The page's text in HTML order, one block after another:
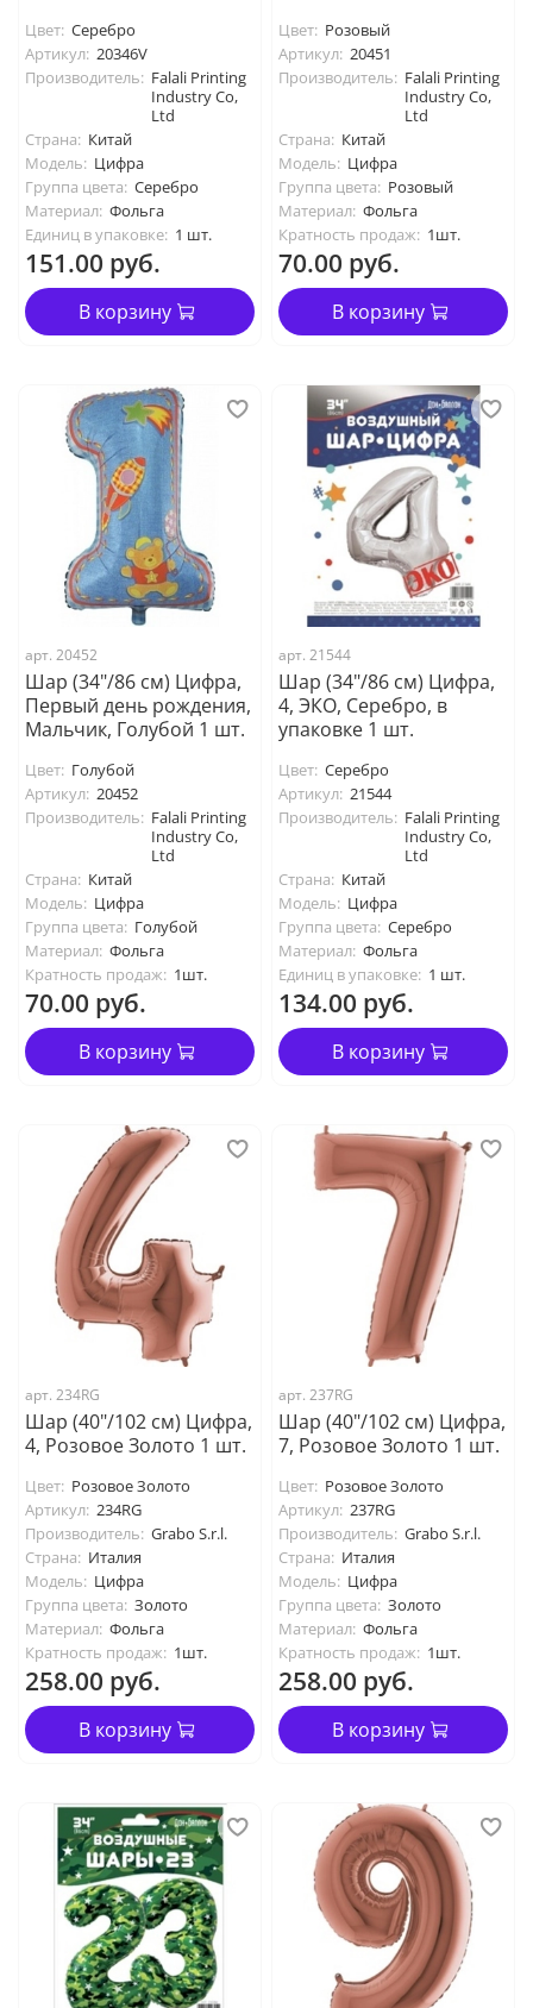
Цвет: Серебро
Артикул: 20346V
Производитель: Falali Printing
Industry Co,
Ltd
Страна: Китай
Модель: Цифра
Группа цвета: Серебро
Материал: Фольга
Единиц в упаковке: 1 шт.
151.00 руб.
В корзину
Цвет: Розовый
Артикул: 20451
Производитель: Falali Printing
Industry Co,
Ltd
Страна: Китай
Модель: Цифра
Группа цвета: Розовый
Материал: Фольга
Кратность продаж: 1шт.
70.00 руб.
В корзину
арт. 20452
Шар (34"/86 см) Цифра,
Первый день рождения,
Мальчик, Голубой 1 шт.
Цвет: Голубой
Артикул: 20452
Производитель: Falali Printing
Industry Co,
Ltd
Страна: Китай
Модель: Цифра
Группа цвета: Голубой
Материал: Фольга
Кратность продаж: 1шт.
70.00 руб.
В корзину
арт. 21544
Шар (34"/86 см) Цифра,
4, ЭКО, Серебро, в
упаковке 1 шт.
Цвет: Серебро
Артикул: 21544
Производитель: Falali Printing
Industry Co,
Ltd
Страна: Китай
Модель: Цифра
Группа цвета: Серебро
Материал: Фольга
Единиц в упаковке: 1 шт.
134.00 руб.
В корзину
арт. 234RG
Шар (40"/102 см) Цифра,
4, Розовое Золото 1 шт.
Цвет: Розовое Золото
Артикул: 234RG
Производитель: Grabo S.r.l.
Страна: Италия
Модель: Цифра
Группа цвета: Золото
Материал: Фольга
Кратность продаж: 1шт.
258.00 руб.
В корзину
арт. 237RG
Шар (40"/102 см) Цифра,
7, Розовое Золото 1 шт.
Цвет: Розовое Золото
Артикул: 237RG
Производитель: Grabo S.r.l.
Страна: Италия
Модель: Цифра
Группа цвета: Золото
Материал: Фольга
Кратность продаж: 1шт.
258.00 руб.
В корзину